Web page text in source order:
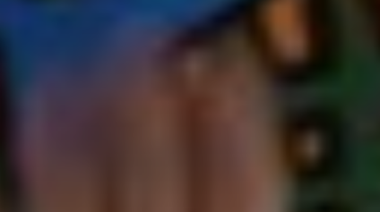
J'accepte lestermes et conditions